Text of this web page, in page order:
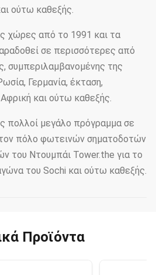
ούτω καθεξής.
χώρες από το 1991 και τα
σε περισσότερες από
συμπεριλαμβανομένης της
Γερμανία, έκταση,
και ούτω καθεξής.
πολλοί μεγάλο πρόγραμμα σε
πόλο φωτεινών σηματοδοτών
του Ντουμπάι Tower.the για το
του Sochi και ούτω καθεξής.
Προϊόντα